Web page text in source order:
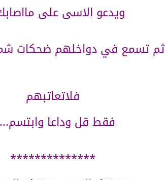
ويدعو الاسى على
ثم تسمع في دواخلهم ضحكات
فلاتعاتبهم
فقط قل وداعا
**************